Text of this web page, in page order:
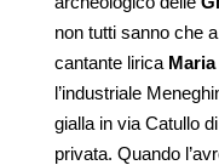
non tutti sanno che
cantante lirica
l’industriale
gialla in via Catullo
privata. Quando